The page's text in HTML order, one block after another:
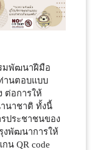
มพัฒนาฝีมือ
านตอบแบบ
ต่อการให้
นาชาติ ทั้งนี้
รประชาชนของ
งพัฒนาการให้
น QR code